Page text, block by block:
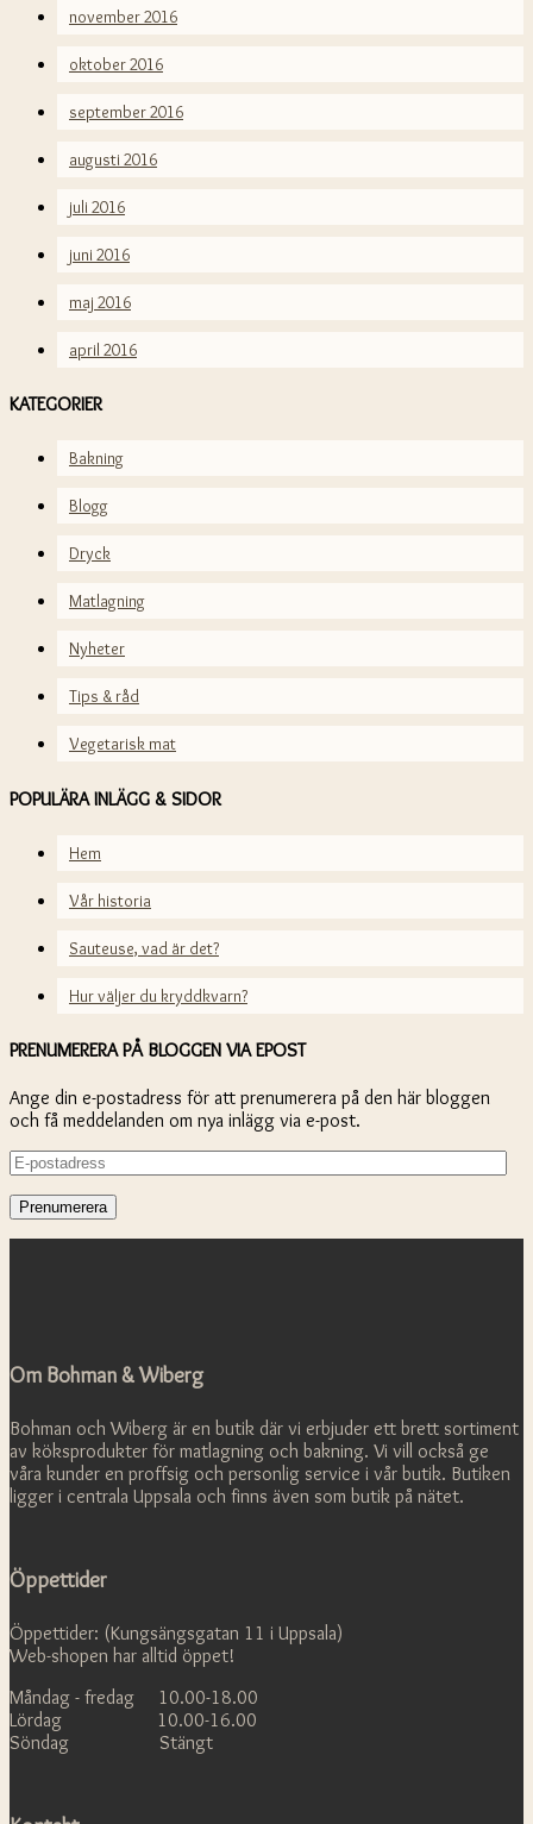
november 2016
oktober 2016
september 2016
augusti 2016
juli 2016
juni 2016
maj 2016
april 2016
KATEGORIER
Bakning
Blogg
Dryck
Matlagning
Nyheter
Tips & råd
Vegetarisk mat
POPULÄRA INLÄGG & SIDOR
Hem
Vår historia
Sauteuse, vad är det?
Hur väljer du kryddkvarn?
PRENUMERERA PÅ BLOGGEN VIA EPOST
Ange din e-postadress för att prenumerera på den här bloggen
och få meddelanden om nya inlägg via e-post.
E-
Om Bohman & Wiberg
Bohman och Wiberg är en butik där vi erbjuder ett brett sortiment
av köksprodukter för matlagning och bakning. Vi vill också ge
våra kunder en proffsig och personlig service i vår butik. Butiken
ligger i centrala Uppsala och finns även som butik på nätet.
Öppettider
Öppettider: (Kungsängsgatan 11 i Uppsala)
Web-shopen har alltid öppet!
Måndag - fredag 10.00-18.00
Lördag 10.00-16.00
Söndag Stängt